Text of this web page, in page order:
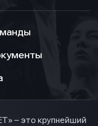
– это крупнейший